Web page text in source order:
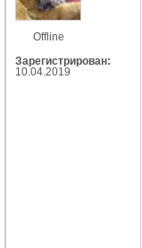
Offline
Зарегистрирован:
10.04.2019